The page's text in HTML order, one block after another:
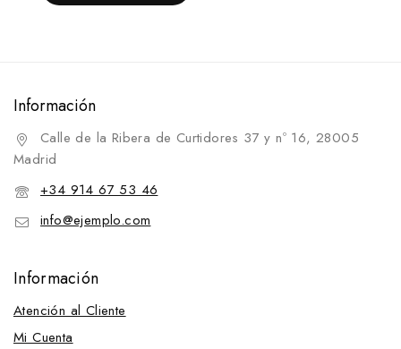
Información
Calle de la Ribera de Curtidores 37 y nº 16, 28005
Madrid
+34 914 67 53 46
info@ejemplo.com
Información
Atención al Cliente
Mi Cuenta